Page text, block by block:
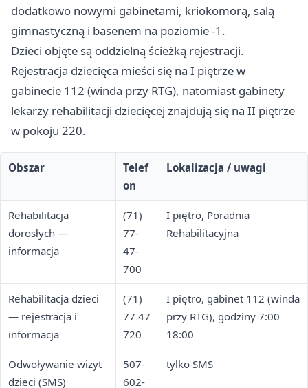
dodatkowo nowymi gabinetami, kriokomorą, salą
gimnastyczną i basenem na poziomie -1.
Dzieci objęte są oddzielną ścieżką rejestracji.
Rejestracja dziecięca mieści się na I piętrze w
gabinecie 112 (winda przy RTG), natomiast gabinety
lekarzy rehabilitacji dziecięcej znajdują się na II piętrze
w pokoju 220.
Obszar
Telef
on
Lokalizacja / uwagi
Rehabilitacja
dorosłych —
informacja
(71)
77-
47-
700
I piętro, Poradnia
Rehabilitacyjna
Rehabilitacja dzieci
— rejestracja i
informacja
(71)
77 47
720
I piętro, gabinet 112 (winda
przy RTG), godziny 7:00
18:00
Odwoływanie wizyt
dzieci (SMS)
507-
602-
tylko SMS